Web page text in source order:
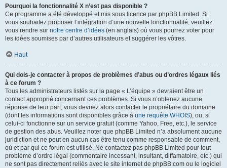
Pourquoi la fonctionnalité X n’est pas disponible ?
Ce programme a été développé et mis sous licence par phpBB Limited. Si
vous souhaitez proposer l’intégration d’une nouvelle fonctionnalité, veuillez
vous rendre sur notre centre d’idées (en anglais) où vous pourrez voter pour
les idées soumises par d’autres utilisateurs et suggérer les vôtres.
Haut
Qui dois-je contacter à propos de problèmes d’abus ou d’ordres légaux liés
à ce forum ?
Tous les administrateurs listés sur la page « L’équipe » devraient être un
contact approprié concernant ces problèmes. Si vous n’obtenez aucune
réponse de leur part, vous devriez alors contacter le propriétaire du domaine
(dont les informations sont disponibles grâce à une requête WHOIS), ou, si
celui-ci fonctionne sur un service gratuit (comme Yahoo, Free, etc.), le service
de gestion des abus. Veuillez noter que phpBB Limited n’a absolument aucune
juridiction et ne peut en aucun cas être tenu comme responsable de comment,
où et par qui ce forum est utilisé. Ne contactez pas phpBB Limited pour tout
problème d’ordre légal (commentaire incessant, insultant, diffamatoire, etc.) qui
ne sont pas directement reliés avec le site internet de phpBB.com ou le logiciel